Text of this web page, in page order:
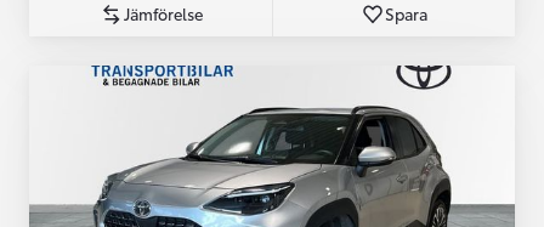
Jämförelse Spara